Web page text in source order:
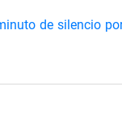
de silencio